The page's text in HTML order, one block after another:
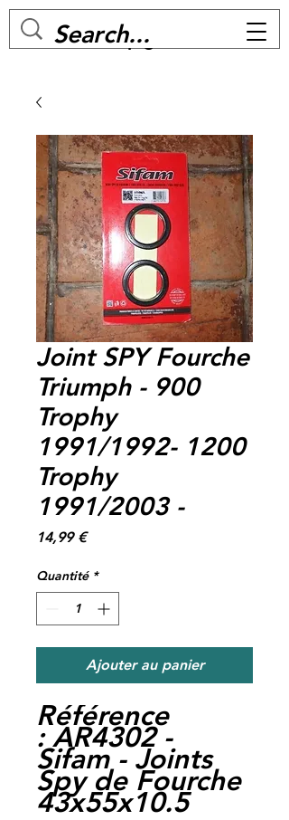
MC BIKE Perpignan
Joint SPY Fourche
Triumph - 900
Trophy
1991/1992- 1200
Trophy
1991/2003 -
14,99 €Prix
Quantité *
Ajouter au panier
Référence
:AR4302 -
Sifam - Joints
Spy de Fourche
43x55x10.5